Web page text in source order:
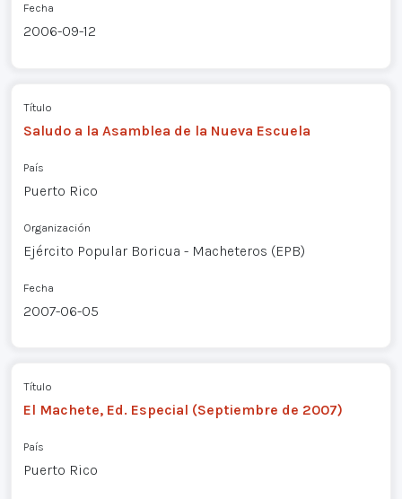
Fecha
2006-09-12
Título
Saludo a la Asamblea de la Nueva Escuela
País
Puerto Rico
Organización
Ejército Popular Boricua - Macheteros (EPB)
Fecha
2007-06-05
Título
El Machete, Ed. Especial (Septiembre de 2007)
País
Puerto Rico